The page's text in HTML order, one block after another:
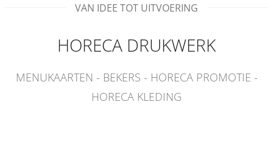
VAN IDEE TOT UITVOERING
HORECA DRUKWERK
MENUKAARTEN - BEKERS - HORECA PROMOTIE -
HORECA KLEDING